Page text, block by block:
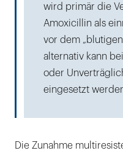
wird primär die
Amoxicillin als
vor dem
alternativ kann
oder
eingesetzt
Die Zunahme